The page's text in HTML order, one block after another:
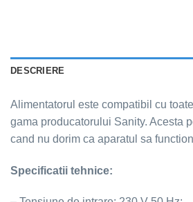
DESCRIERE
Alimentatorul este compatibil cu
gama producatorului Sanity. Acesta
cand nu dorim ca aparatul sa
Specificatii tehnice: